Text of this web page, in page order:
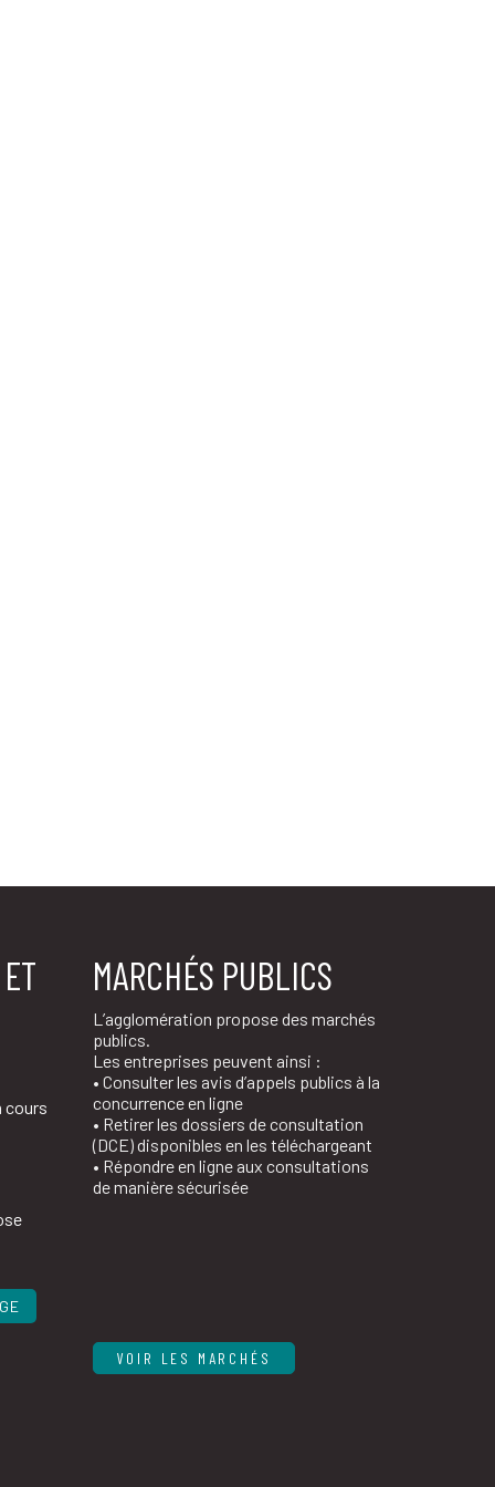
cours
MARCHÉS PUBLICS
L’agglomération propose des marchés
publics.
Les entreprises peuvent ainsi :
• Consulter les avis d’appels publics à la
concurrence en ligne
• Retirer les dossiers de consultation
(DCE) disponibles en les téléchargeant
• Répondre en ligne aux consultations
de manière sécurisée
VOIR LES MARCHÉS